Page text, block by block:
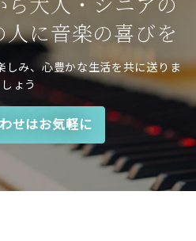
に音楽の喜びを
しみ、心豊かな生活を共に送りま
しょう
せはお気軽に